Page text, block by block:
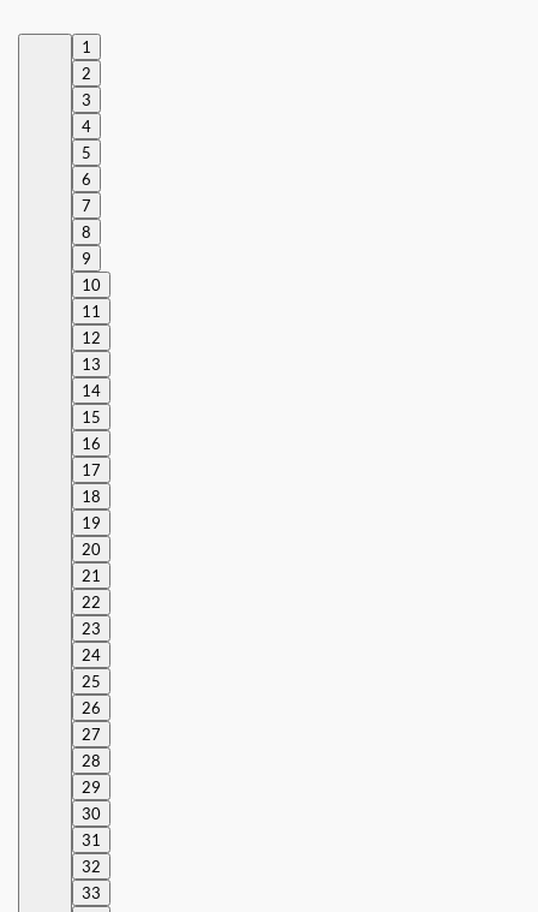
1
2
3
4
5
6
7
8
9
10
11
12
13
14
15
16
17
18
19
20
21
22
23
24
25
26
27
28
29
30
31
32
33